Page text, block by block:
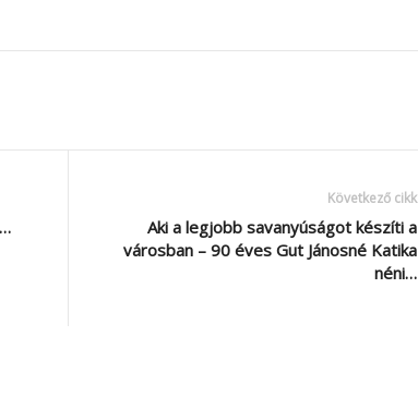
Következő cikk
Aki a legjobb savanyúságot készíti a
városban – 90 éves Gut Jánosné Katika
néni…